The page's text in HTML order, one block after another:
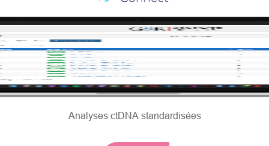
Analyses ctDNA standardisées